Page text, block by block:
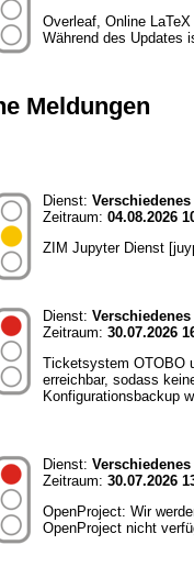
Overleaf, Online
Während des Updates
Meldungen
Dienst: Verschiedenes
Zeitraum: 04.08.2026
ZIM Jupyter Dienst
Dienst: Verschiedenes
Zeitraum: 30.07.2026
Ticketsystem OTOBO
erreichbar, sodass
Konfigurationsbackup
Dienst: Verschiedenes
Zeitraum: 30.07.2026
OpenProject: Wir
OpenProject nicht